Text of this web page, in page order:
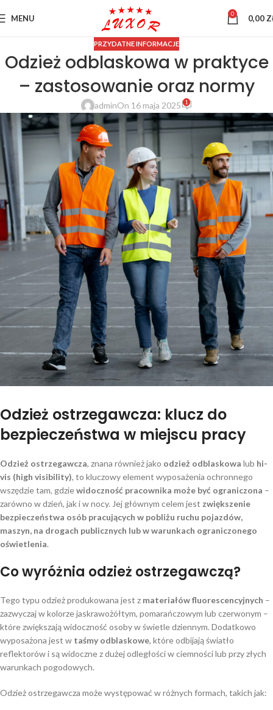
MENU 0 0,00
PRZYDATNE INFORMACJE
Odzież odblaskowa w praktyce
– zastosowanie oraz normy
adminOn 16 maja 2025 1
Odzież ostrzegawcza: klucz do
bezpieczeństwa w miejscu pracy
Odzież ostrzegawcza, znana również jako odzież odblaskowa lub hi-
vis (high visibility), to kluczowy element wyposażenia ochronnego
wszędzie tam, gdziewidoczność pracownika może być ograniczona –
zarówno w dzień, jak i w nocy. Jej głównym celem jest zwiększenie
bezpieczeństwa osób pracujących w pobliżu ruchu pojazdów,
maszyn, na drogach publicznych lub w warunkach ograniczonego
oświetlenia.
Co wyróżnia odzież ostrzegawczą?
Tego typu odzież produkowana jest z materiałów fluorescencyjnych –
zazwyczaj w kolorze jaskrawożółtym, pomarańczowym lub czerwonym –
które zwiększają widoczność osoby w świetle dziennym. Dodatkowo
wyposażona jest w taśmy odblaskowe, które odbijają światło
reflektorów i są widoczne z dużej odległości w ciemności lub przy złych
warunkach pogodowych.
Odzież ostrzegawcza może występować w różnych formach, takich jak: